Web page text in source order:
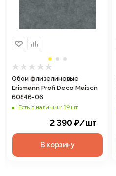
Обои флизелиновые
Erismann Profi Deco Maison
60846-06
Есть в наличии: 19 шт
2 390 ₽/шт
В корзину